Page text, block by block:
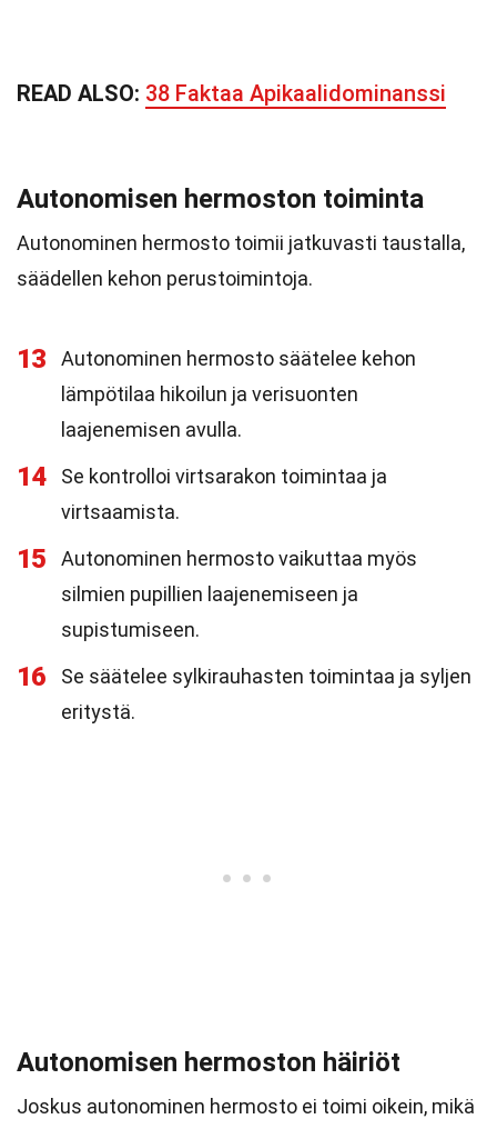
READ ALSO: 38 Faktaa Apikaalidominanssi
Autonomisen hermoston toiminta
Autonominen hermosto toimii jatkuvasti taustalla,
säädellen kehon perustoimintoja.
13
Autonominen hermosto säätelee kehon
lämpötilaa hikoilun ja verisuonten
laajenemisen avulla.
14
Se kontrolloi virtsarakon toimintaa ja
virtsaamista.
15
Autonominen hermosto vaikuttaa myös
silmien pupillien laajenemiseen ja
supistumiseen.
16
Se säätelee sylkirauhasten toimintaa ja syljen
eritystä.
Autonomisen hermoston häiriöt
Joskus autonominen hermosto ei toimi oikein, mikä